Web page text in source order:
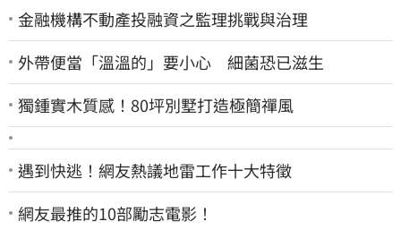
金融機構不動產投融資之監理挑戰與治理
外帶便當「溫溫的」要小心 細菌恐已滋生
獨鍾實木質感！80坪別墅打造極簡禪風
遇到快逃！網友熱議地雷工作十大特徵
網友最推的10部勵志電影！